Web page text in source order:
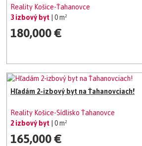
Reality Košice-Ťahanovce
3 izbový byt | 0 m²
180,000 €
Hľadám 2-izbový byt na Ťahanovciach!
Reality Košice-Sídlisko Ťahanovce
2 izbový byt
| 0 m²
165,000 €